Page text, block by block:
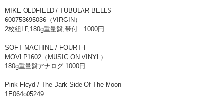
MIKE OLDFIELD / TUBULAR BELLS
600753695036（VIRGIN）
2枚組LP,180g重量盤,帯付 1000円
SOFT MACHINE / FOURTH
MOVLP1602（MUSIC ON VINYL）
180g重量盤アナログ 1000円
Pink Floyd / The Dark Side Of The Moon
1E064o05249